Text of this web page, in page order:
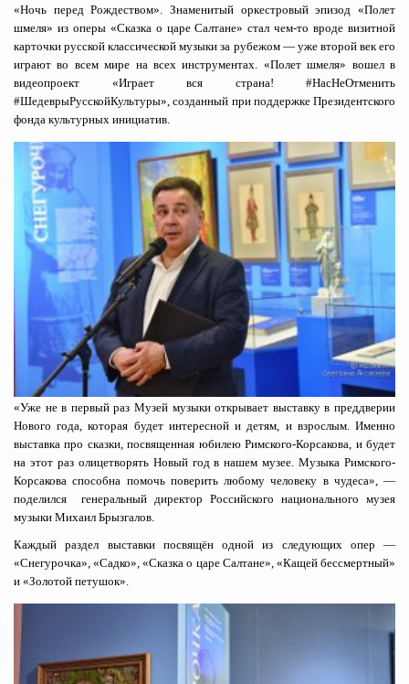
«Ночь перед Рождеством». Знаменитый оркестровый эпизод «Полет
шмеля» из оперы «Сказка о царе Салтане» стал чем-то вроде визитной
карточки русской классической музыки за рубежом — уже второй век его
играют во всем мире на всех инструментах. «Полет шмеля» вошел в
видеопроект «Играет вся страна! #НасНеОтменить
#ШедеврыРусскойКультуры», созданный при поддержке Президентского
фонда культурных инициатив.
«Уже не в первый раз Музей музыки открывает выставку в преддверии
Нового года, которая будет интересной и детям, и взрослым. Именно
выставка про сказки, посвященная юбилею Римского-Корсакова, и будет
на этот раз олицетворять Новый год в нашем музее. Музыка Римского-
Корсакова способна помочь поверить любому человеку в чудеса», —
поделился генеральный директор Российского национального музея
музыки Михаил Брызгалов.
Каждый раздел выставки посвящён одной из следующих опер —
«Снегурочка», «Садко», «Сказка о царе Салтане», «Кащей бессмертный»
и «Золотой петушок».